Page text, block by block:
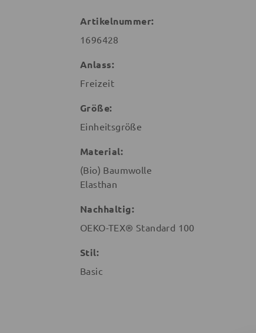
Artikelnummer:
1696428
Anlass:
Freizeit
Größe:
Einheitsgröße
Material:
(Bio) Baumwolle
Elasthan
Nachhaltig:
OEKO-TEX® Standard 100
Stil:
Basic